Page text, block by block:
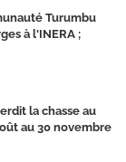
Turumbu
à l'INERA ;
la chasse au
au 30 novembre